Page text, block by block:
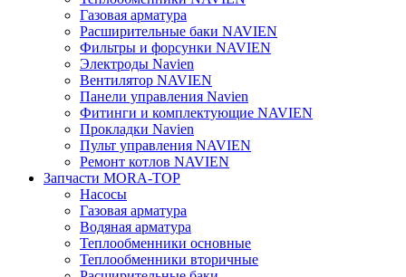
Газовая арматура
Расширительные баки NAVIEN
Фильтры и форсунки NAVIEN
Электроды Navien
Вентилятор NAVIEN
Панели управления Navien
Фитинги и комплектующие NAVIEN
Прокладки Navien
Пульт управления NAVIEN
Ремонт котлов NAVIEN
Запчасти MORA-TOP
Насосы
Газовая арматура
Водяная арматура
Теплообменники основные
Теплообменники вторичные